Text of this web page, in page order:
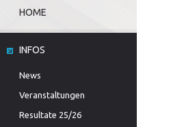
HOME
INFOS
News
Veranstaltungen
Resultate 25/26